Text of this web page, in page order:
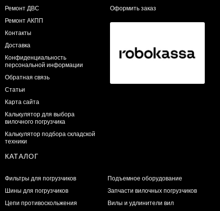
​Ремонт ДВС
Ремонт АКПП
Контакты
Доставка
Конфиденциальность
персональной информации
Обратная связь
Статьи
Карта сайта
Калькулятор для выбора
вилочного погрузчика
Калькулятор подбора складской
техники
Оформить заказ
КАТАЛОГ
Фильтры для погрузчиков
Шины для погрузчиков
Цепи противоскольжения
Подъемное оборудование
Запчасти вилочных погрузчиков
Вилы и удлинители вил